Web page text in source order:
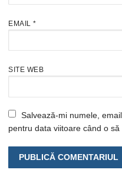
EMAIL *
SITE WEB
Salvează-mi numele,
pentru data viitoare când o să